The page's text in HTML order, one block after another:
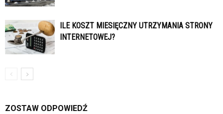
ILE KOSZT MIESIĘCZNY UTRZYMANIA STRONY
INTERNETOWEJ?
ZOSTAW ODPOWIEDŹ